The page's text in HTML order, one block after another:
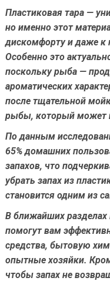
Пластиковая тара —
но именно этот
дискомфорту и даже к
Особенно это
поскольку рыба —
ароматических
после тщательной
рыбы, который может
По данным
65% домашних
запахов, что
убрать запах из
становится одним из
В ближайших
помогут вам
средства, бытовую
опытные хозяйки.
чтобы запах не